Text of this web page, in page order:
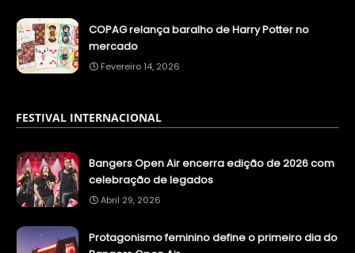
COPAG relança baralho de Harry Potter no
mercado
Fevereiro 14, 2026
FESTIVAL INTERNACIONAL
Bangers Open Air encerra edição de 2026 com
celebração de legados
Abril 29, 2026
Protagonismo feminino define o primeiro dia do